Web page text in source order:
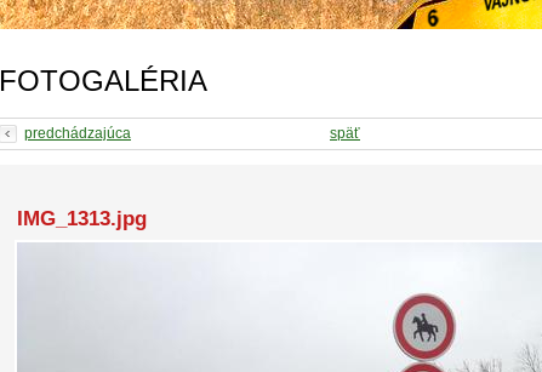
FOTOGALÉRIA
predchádzajúca späť
IMG_1313.jpg